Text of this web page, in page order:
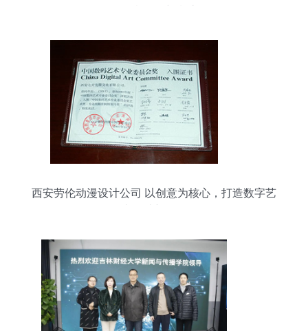
西安劳伦动漫设计公司 以创意为核心，打造数字艺